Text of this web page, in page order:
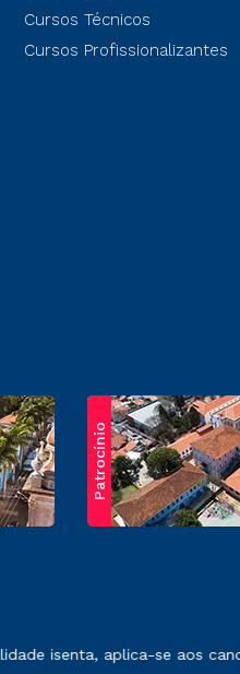
Cursos Técnicos
Cursos Profissionalizantes
Patrocínio
exposto no contrato de
isenta, aplica-se aos